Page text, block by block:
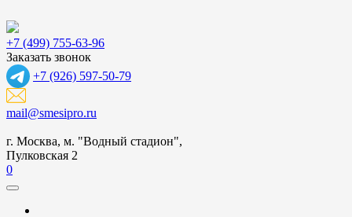
+7 (499) 755-63-96
Заказать звонок
+7 (926) 597-50-79
mail@smesipro.ru
г. Москва, м. "Водный стадион",
Пулковская 2
0